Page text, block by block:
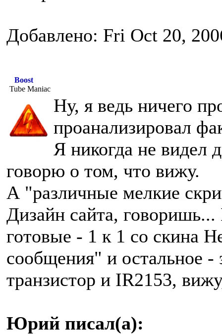
Добавлено: Fri Oct 20,
Boost
Tube Maniac
Ну, я ведь ничего
проанализировал
Я никогда не видел
говорю о том, что вижу.
А "различные мелкие
Дизайн сайта,
готовые - 1 к 1 со скина
сообщения" и остальное
транзистор и IR2153,
Юрий писал(а):